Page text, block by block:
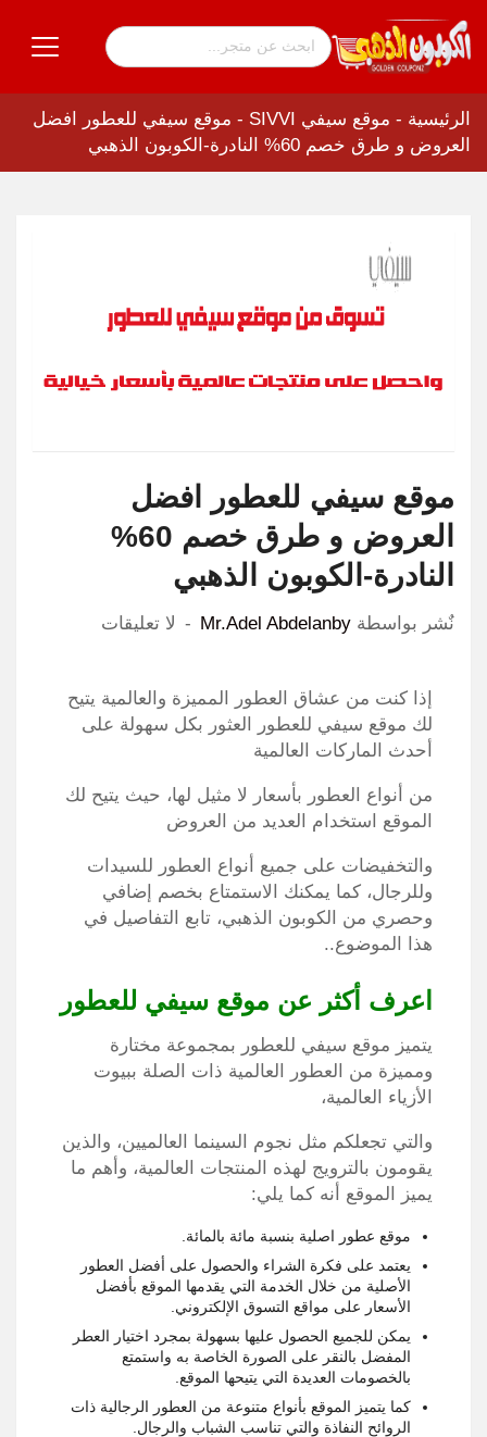
الرئيسية - موقع سيفي SIVVI - موقع سيفي للعطور افضل
العروض و طرق خصم 60% النادرة-الكوبون الذهبي
موقع سيفي للعطور افضل
العروض و طرق خصم 60%
النادرة-الكوبون الذهبي
نٌشر بواسطة Mr.Adel Abdelanby لا تعليقات
إذا كنت من عشاق العطور المميزة والعالمية يتيح
لك موقع سيفي للعطور العثور بكل سهولة على
أحدث الماركات العالمية
من أنواع العطور بأسعار لا مثيل لها، حيث يتيح لك
الموقع استخدام العديد من العروض
والتخفيضات على جميع أنواع العطور للسيدات
وللرجال، كما يمكنك الاستمتاع بخصم إضافي
وحصري من الكوبون الذهبي، تابع التفاصيل في
هذا الموضوع..
اعرف أكثر عن موقع سيفي للعطور
يتميز موقع سيفي للعطور بمجموعة مختارة
ومميزة من العطور العالمية ذات الصلة ببيوت
الأزياء العالمية،
والتي تجعلكم مثل نجوم السينما العالميين، والذين
يقومون بالترويج لهذه المنتجات العالمية، وأهم ما
يميز الموقع أنه كما يلي:
موقع عطور اصلية بنسبة مائة بالمائة.
يعتمد على فكرة الشراء والحصول على أفضل العطور
الأصلية من خلال الخدمة التي يقدمها الموقع بأفضل
الأسعار على مواقع التسوق الإلكتروني.
يمكن للجميع الحصول عليها بسهولة بمجرد اختيار العطر
المفضل بالنقر على الصورة الخاصة به واستمتع
بالخصومات العديدة التي يتيحها الموقع.
كما يتميز الموقع بأنواع متنوعة من العطور الرجالية ذات
الروائح النفاذة والتي تناسب الشباب والرجال.